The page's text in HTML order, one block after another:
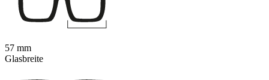
57 mm
Glasbreite